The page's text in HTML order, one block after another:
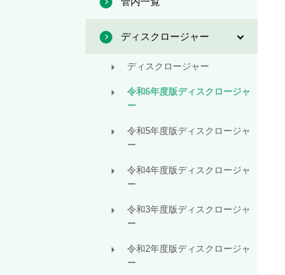
ディスクロージャー
ディスクロージャー
令和6年度版ディスクロージャ
ー
令和5年度版ディスクロージャ
ー
令和4年度版ディスクロージャ
ー
令和3年度版ディスクロージャ
ー
令和2年度版ディスクロージャ
ー